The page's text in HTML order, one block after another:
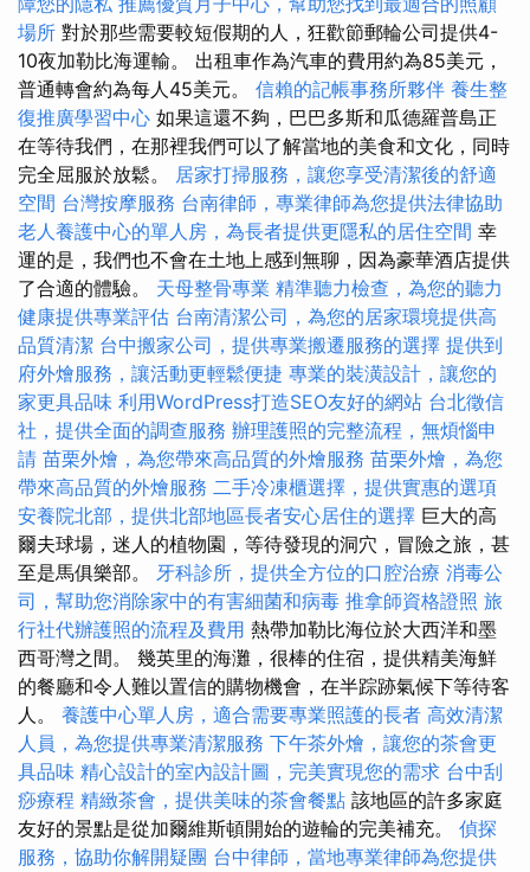
場所 對於那些需要較短假期的人，狂歡節郵輪​​公司提供4-
10夜加勒比海運輸。 出租車作為汽車的費用約為85美元，
普通轉會約為每人45美元。 信賴的記帳事務所夥伴 養生整
復推廣學習中心 如果這還不夠，巴巴多斯和瓜德羅普島正
在等待我們，在那裡我們可以了解當地的美食和文化，同時
完全屈服於放鬆。 居家打掃服務，讓您享受清潔後的舒適
空間 台灣按摩服務 台南律師，專業律師為您提供法律協助
老人養護中心的單人房，為長者提供更隱私的居住空間 幸
運的是，我們也不會在土地上感到無聊，因為豪華酒店提供
了合適的體驗。 天母整骨專業 精準聽力檢查，為您的聽力
健康提供專業評估 台南清潔公司，為您的居家環境提供高
品質清潔 台中搬家公司，提供專業搬遷服務的選擇 提供到
府外燴服務，讓活動更輕鬆便捷 專業的裝潢設計，讓您的
家更具品味 利用WordPress打造SEO友好的網站 台北徵信
社，提供全面的調查服務 辦理護照的完整流程，無煩惱申
請 苗栗外燴，為您帶來高品質的外燴服務 苗栗外燴，為您
帶來高品質的外燴服務 二手冷凍櫃選擇，提供實惠的選項
安養院北部，提供北部地區長者安心居住的選擇 巨大的高
爾夫球場，迷人的植物園，等待發現的洞穴，冒險之旅，甚
至是馬俱樂部。 牙科診所，提供全方位的口腔治療 消毒公
司，幫助您消除家中的有害細菌和病毒 推拿師資格證照 旅
行社代辦護照的流程及費用 熱帶加勒比海位於大西洋和墨
西哥灣之間。 幾英里的海灘，很棒的住宿，提供精美海鮮
的餐廳和令人難以置信的購物機會，在半踪跡氣候下等待客
人。 養護中心單人房，適合需要專業照護的長者 高效清潔
人員，為您提供專業清潔服務 下午茶外燴，讓您的茶會更
具品味 精心設計的室內設計圖，完美實現您的需求 台中刮
痧療程 精緻茶會，提供美味的茶會餐點 該地區的許多家庭
友好的景點是從加爾維斯頓開始的遊輪的完美補充。 偵探
服務，協助你解開疑團 台中律師，當地專業律師為您提供